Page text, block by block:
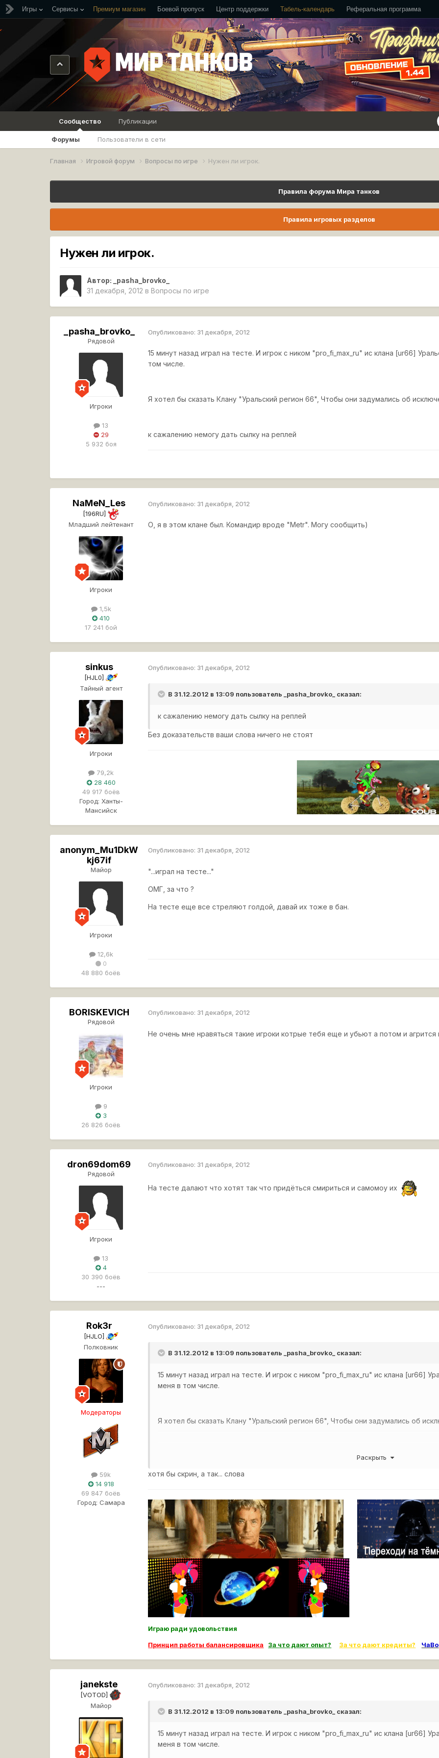
Игры Сервисы Премиум магазин Боевой пропуск Центр поддержки Табель-календарь Реферальная программа
Сообщество
Форумы Пользователи в сети
Публикации
Главная Игровой форум Вопросы по игре Нужен ли игрок.
Правила форума Мира танков
Правила игровых разделов
Нужен ли игрок.
Автор:
_pasha_brovko_
31 декабря, 2012 в Вопросы по игре
_pasha_brovko_
Рядовой
Игроки
13
29
5 932 боя
Опубликовано: 31 декабря, 2012
15 минут назад играл на тесте. И игрок с ником "pro_fi_max_ru" ис клана [ur66]
том числе.
Я хотел бы сказать Клану "Уральский регион 66", Чтобы они задумались об
к сажалению немогу дать сылку на реплей
NaMeN_Les
[196RU]
Младший лейтенант
Игроки
1,5k
410
17 241 бой
Опубликовано: 31 декабря, 2012
О, я в этом клане был. Командир вроде "Metr". Могу сообщить)
sinkus
[HJL0]
Тайный агент
Игроки
79,2k
28 460
49 917 боёв
Город: Ханты-
Мансийск
Опубликовано: 31 декабря, 2012
В 31.12.2012 в 13:09 пользователь_pasha_brovko_ сказал:
к сажалению немогу дать сылку на реплей
Без доказательств ваши слова ничего не стоят
anonym_Mu1DkW
kj67if
Майор
Игроки
12,6k
0
48 880 боёв
Опубликовано: 31 декабря, 2012
"...играл на тесте..."
ОМГ, за что ?
На тесте еще все стреляют голдой, давай их тоже в бан.
BORISKEVICH
Рядовой
Игроки
9
3
26 826 боёв
Опубликовано: 31 декабря, 2012
Не очень мне нравяться такие игроки котрые тебя еще и убьют а потом и агрится
dron69dom69
Рядовой
Игроки
13
4
30 390 боёв
---
Опубликовано: 31 декабря, 2012
На тесте далают что хотят так что придёться смириться и самомоу их
Rok3r
[HJLO]
Полковник
Модераторы
59k
14 918
69 847 боёв
Город: Самара
Опубликовано: 31 декабря, 2012
В 31.12.2012 в 13:09 пользователь _pasha_brovko_ сказал:
15 минут назад играл на тесте. И игрок с ником "pro_fi_max_ru" ис клана [ur66]
меня в том числе.
Я хотел бы сказать Клану "Уральский регион 66", Чтобы они задумались об
Раскрыть
хотя бы скрин, а так... слова
Играю ради удовольствия
Принцип работы балансировщика За что дают опыт? За что дают кредиты? ЧаВо
janekste
[VOTOD]
Майор
Опубликовано: 31 декабря, 2012
В 31.12.2012 в 13:09 пользователь _pasha_brovko_ сказал:
15 минут назад играл на тесте. И игрок с ником "pro_fi_max_ru" ис клана [ur66]
меня в том числе.